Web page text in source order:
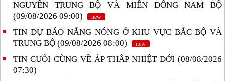
NGUYÊN TRUNG BỘ VÀ MIỀN ĐÔNG NAM BỘ
(09/08/2026 09:00)
new
TIN DỰ BÁO NẮNG NÓNG Ở KHU VỰC BẮC BỘ VÀ
TRUNG BỘ (09/08/2026 08:00)
new
TIN CUỐI CÙNG VỀ ÁP THẤP NHIỆT ĐỚI (08/08/2026
07:30)